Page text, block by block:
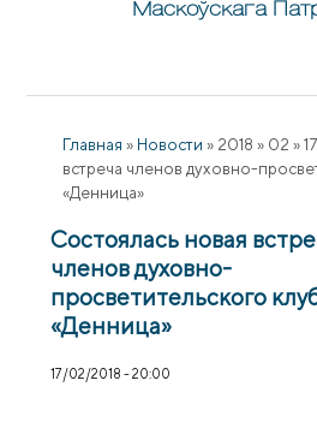
Маскоўскага
Главная » Новости » 2018 » 02 » 17
встреча членов духовно-
«Денница»
Состоялась новая
членов духовно-
просветительского
«Денница»
17/02/2018 - 20:00